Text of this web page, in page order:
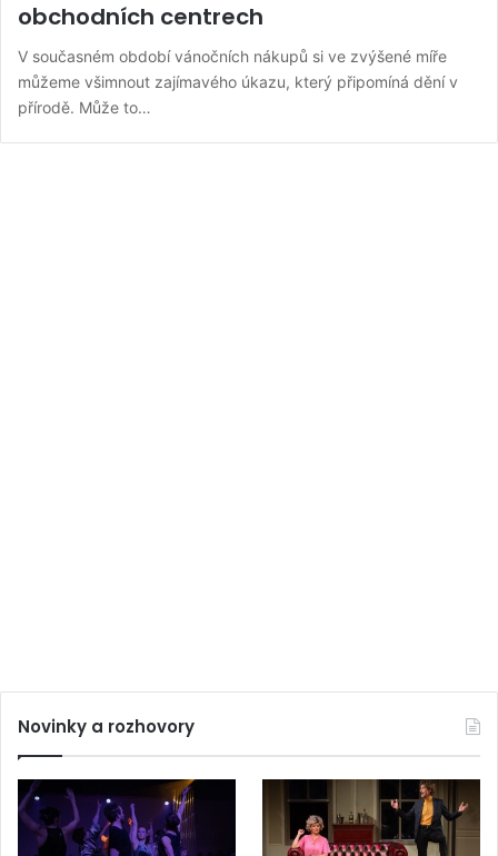
obchodních centrech
V současném období vánočních nákupů si ve zvýšené míře
můžeme všimnout zajímavého úkazu, který připomíná dění v
přírodě. Může to…
Novinky a rozhovory